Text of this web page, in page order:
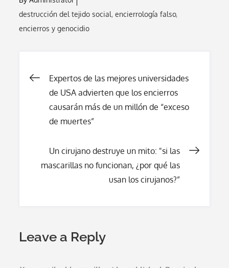
destrucción del tejido social encierrología falso
encierros y genocidio
Post
navigation
Expertos de las mejores universidades
de USA advierten que los encierros
causarán más de un millón de “exceso
de muertes”
Un cirujano destruye un mito: "si las
mascarillas no funcionan, ¿por qué las
usan los cirujanos?”
Leave a Reply